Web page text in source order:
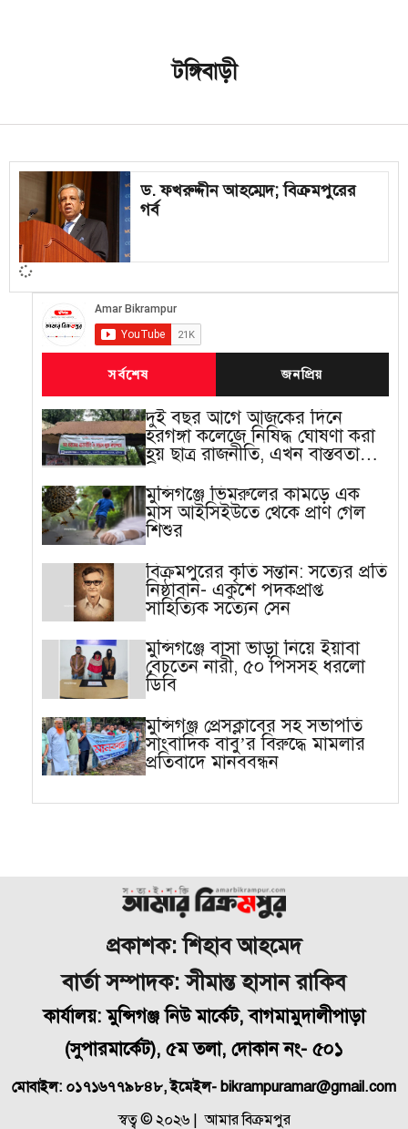
টঙ্গিবাড়ী
ড. ফখরুদ্দীন আহম্মেদ; বিক্রমপুরের
গর্ব
সর্বশেষ জনপ্রিয়
দুই বছর আগে আজকের দিনে
হরগঙ্গা কলেজে নিষিদ্ধ ঘোষণা করা
হয় ছাত্র রাজনীতি, এখন বাস্তবতা
মুন্সিগঞ্জে ভিমরুলের কামড়ে এক
মাস আইসিইউতে থেকে প্রাণ গেল
শিশুর
বিক্রমপুরের কৃতি সন্তান: সত্যের প্রতি
নিষ্ঠাবান- একুশে পদকপ্রাপ্ত
সাহিত্যিক সত্যেন সেন
মুন্সিগঞ্জে বাসা ভাড়া নিয়ে ইয়াবা
বেচতেন নারী, ৫০ পিসসহ ধরলো
ডিবি
মুন্সিগঞ্জ প্রেসক্লাবের সহ সভাপতি
সাংবাদিক বাবু’র বিরুদ্ধে মামলার
প্রতিবাদে মানববন্ধন
প্রকাশক: শিহাব আহমেদ
বার্তা সম্পাদক: সীমান্ত হাসান রাকিব
কার্যালয়: মুন্সিগঞ্জ নিউ মার্কেট, বাগমামুদালীপাড়া
(সুপারমার্কেট), ৫ম তলা, দোকান নং- ৫০১
মোবাইল: ০১৭১৬৭৭৯৮৪৮, ইমেইল- bikrampuramar@gmail.com
স্বত্ব © ২০২৬ | আমার বিক্রমপুর